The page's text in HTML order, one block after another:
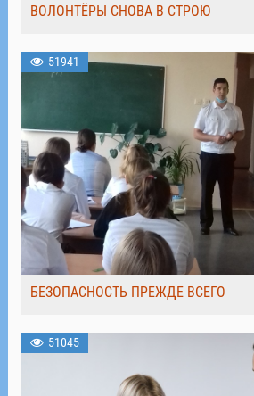
ВОЛОНТЁРЫ СНОВА В СТРОЮ
51941
БЕЗОПАСНОСТЬ ПРЕЖДЕ ВСЕГО
51045